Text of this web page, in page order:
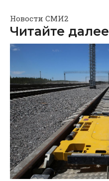
Новости СМИ2
Читайте далее